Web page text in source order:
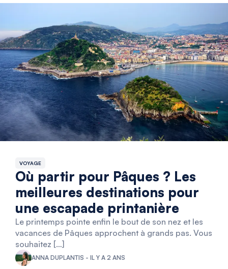
VOYAGE
Où partir pour Pâques ? Les
meilleures destinations pour
une escapade printanière
Le printemps pointe enfin le bout de son nez et les
vacances de Pâques approchent à grands pas. Vous
souhaitez […]
ANNA DUPLANTIS - IL Y A 2 ANS